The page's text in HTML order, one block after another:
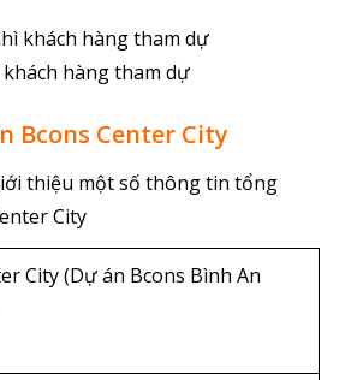
hàng tham dự
Bcons Center City
thiệu một số thông tin tổng
City
City (Dự án Bcons Bình An